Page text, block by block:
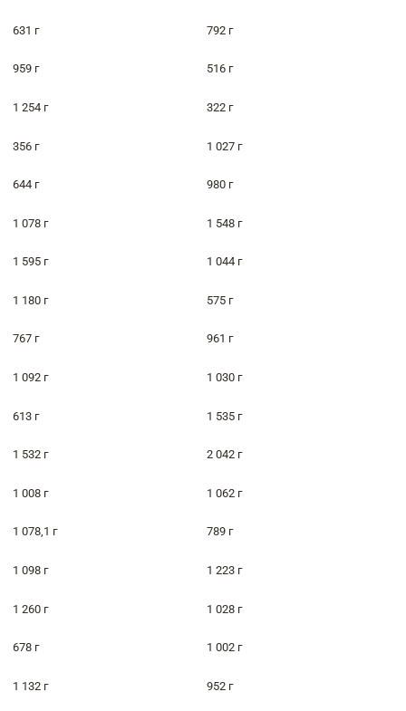
631 г 792 г
959 г 516 г
1 254 г 322 г
356 г 1 027 г
644 г 980 г
1 078 г 1 548 г
1 595 г 1 044 г
1 180 г 575 г
767 г 961 г
1 092 г 1 030 г
613 г 1 535 г
1 532 г 2 042 г
1 008 г 1 062 г
1 078,1 г 789 г
1 098 г 1 223 г
1 260 г 1 028 г
678 г 1 002 г
1 132 г 952 г